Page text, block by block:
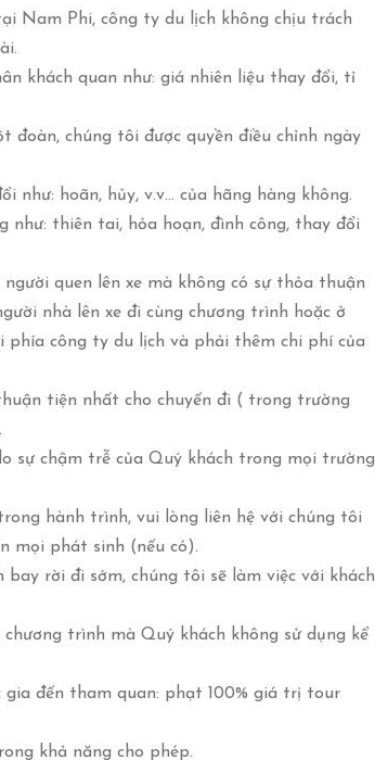
Nam Phi, công ty du lịch không chịu trách
khách quan như: giá nhiên liệu thay đổi, tỉ
đoàn, chúng tôi được quyền điều chỉnh ngày
như: hoãn, hủy, v.v… của hãng hàng không.
như: thiên tai, hỏa hoạn, đình công, thay đổi
quen lên xe mà không có sự thỏa thuận
nhà lên xe đi cùng chương trình hoặc ở
phía công ty du lịch và phải thêm chi phí của
tiện nhất cho chuyến đi ( trong trường
sự chậm trễ của Quý khách trong mọi trường
hành trình, vui lòng liên hệ với chúng tôi
mọi phát sinh (nếu có).
rời đi sớm, chúng tôi sẽ làm việc với khách
trình mà Quý khách không sử dụng kể
đến tham quan: phạt 100% giá trị tour
khả năng cho phép.